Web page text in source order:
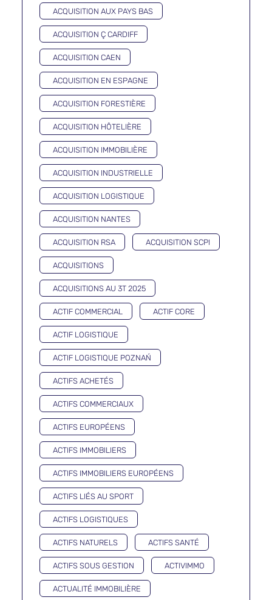
ACQUISITION AUX PAYS BAS
ACQUISITION Ç CARDIFF
ACQUISITION CAEN
ACQUISITION EN ESPAGNE
ACQUISITION FORESTIÈRE
ACQUISITION HÔTELIÈRE
ACQUISITION IMMOBILIÈRE
ACQUISITION INDUSTRIELLE
ACQUISITION LOGISTIQUE
ACQUISITION NANTES
ACQUISITION RSA ACQUISITION SCPI
ACQUISITIONS
ACQUISITIONS AU 3T 2025
ACTIF COMMERCIAL ACTIF CORE
ACTIF LOGISTIQUE
ACTIF LOGISTIQUE POZNAŃ
ACTIFS ACHETÉS
ACTIFS COMMERCIAUX
ACTIFS EUROPÉENS
ACTIFS IMMOBILIERS
ACTIFS IMMOBILIERS EUROPÉENS
ACTIFS LIÉS AU SPORT
ACTIFS LOGISTIQUES
ACTIFS NATURELS ACTIFS SANTÉ
ACTIFS SOUS GESTION ACTIVIMMO
ACTUALITÉ IMMOBILIÈRE